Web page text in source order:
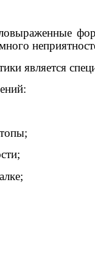
является